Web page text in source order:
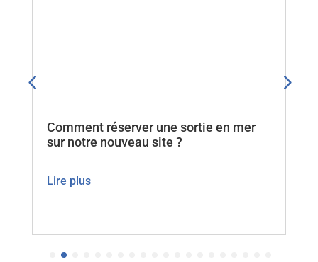
réserver une sortie en mer
nouveau site ?
Samedi 25/07/